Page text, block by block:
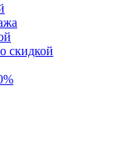
скидкой